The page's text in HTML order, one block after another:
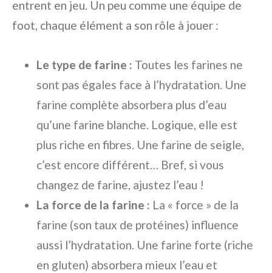
entrent en jeu. Un peu comme une équipe de
foot, chaque élément a son rôle à jouer :
Le type de farine : Toutes les farines ne
sont pas égales face à l’hydratation. Une
farine complète absorbera plus d’eau
qu’une farine blanche. Logique, elle est
plus riche en fibres. Une farine de seigle,
c’est encore différent… Bref, si vous
changez de farine, ajustez l’eau !
La force de la farine : La « force » de la
farine (son taux de protéines) influence
aussi l’hydratation. Une farine forte (riche
en gluten) absorbera mieux l’eau et